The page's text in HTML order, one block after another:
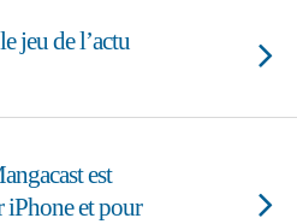
jeu de l’actu
est
et pour